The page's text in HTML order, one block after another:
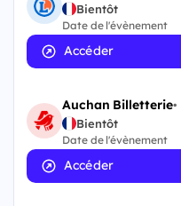
Bientôt
Date de l'évènement
Accéder
Auchan Billetterie•
Bientôt
Date de l'évènement
Accéder